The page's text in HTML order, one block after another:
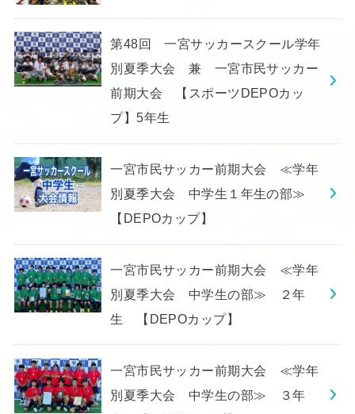
第48回 一宮サッカースクール学年
別夏季大会 兼 一宮市民サッカー
前期大会 【スポーツDEPOカッ
プ】5年生
一宮市民サッカー前期大会 ≪学年
別夏季大会 中学生１年生の部≫
【DEPOカップ】
一宮市民サッカー前期大会 ≪学年
別夏季大会 中学生の部≫ ２年
生 【DEPOカップ】
一宮市民サッカー前期大会 ≪学年
別夏季大会 中学生の部≫ ３年